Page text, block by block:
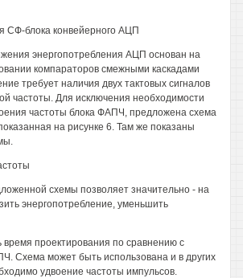
СФ-блока конвейерного АЦП
энергопотребления АЦП основан на
компараторов смежными каскадами
требует наличия двух тактовых сигналов
частоты. Для исключения необходимости
частоты блока ФАПЧ, предложена схема
на рисунке 6. Там же показаны
схемы позволяет значительно - на
энергопотребление, уменьшить
время проектирования по сравнению с
Схема может быть использована и в других
удвоение частоты импульсов.